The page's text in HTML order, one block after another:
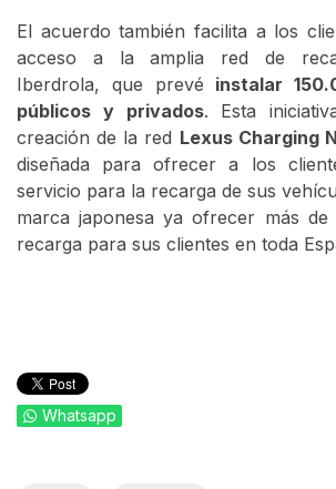
El acuerdo también facilita a los
acceso a la amplia red de
Iberdrola, que prevé instalar
públicos y privados. Esta
creación de la red Lexus Charging
diseñada para ofrecer a los
servicio para la recarga de sus
marca japonesa ya ofrecer más de
recarga para sus clientes en toda
Whatsapp